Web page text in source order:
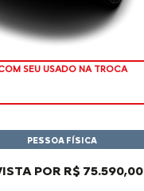
SEU USADO NA TROCA
POR R$ 75.590,00
PESSOA FÍSICA